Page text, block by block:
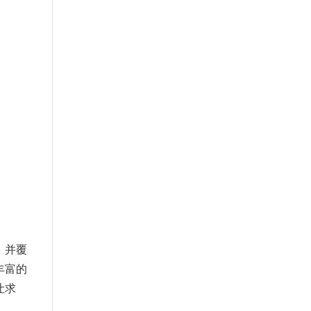
并覆
富的
求